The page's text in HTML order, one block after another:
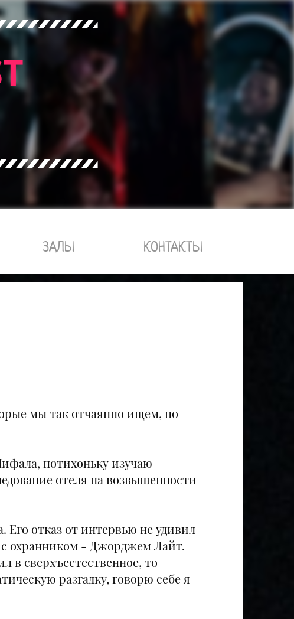
ЗАЛЫ КОНТАКТЫ
мы так отчаянно ищем, но
потихоньку изучаю
отеля на возвышенности
Его отказ от интервью не удивил
охранником - Джорджем Лайт.
в сверхъестественное, то
разгадку, говорю себе я